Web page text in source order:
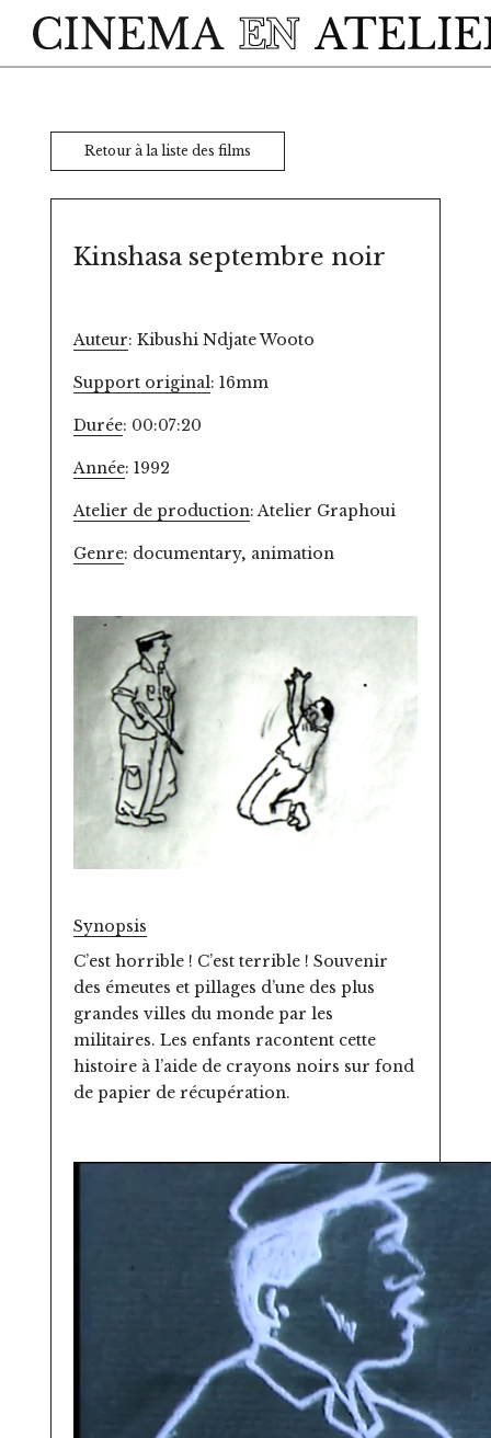
Retour à la liste des films
Kinshasa septembre noir
Auteur: Kibushi Ndjate Wooto
Support original: 16mm
Durée: 00:07:20
Année: 1992
Atelier de production: Atelier Graphoui
Genre: documentary, animation
Synopsis
C’est horrible ! C’est terrible ! Souvenir
des émeutes et pillages d’une des plus
grandes villes du monde par les
militaires. Les enfants racontent cette
histoire à l’aide de crayons noirs sur fond
de papier de récupération.